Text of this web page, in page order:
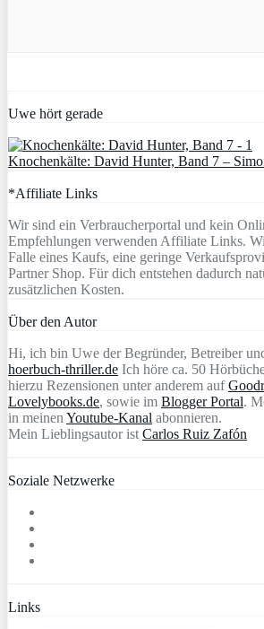
Uwe hört gerade
Knochenkälte: David Hunter, Band 7 –
*Affiliate Links
Wir sind ein Verbraucherportal und kein
Empfehlungen verwenden Affiliate Links.
Falle eines Kaufs, eine geringe
Partner Shop. Für dich entstehen dadurch
zusätzlichen Kosten.
Über den Autor
Hi, ich bin Uwe der Begründer, Betreiber
hoerbuch-thriller.de Ich höre ca. 50
hierzu Rezensionen unter anderem auf
Lovelybooks.de, sowie im Blogger Portal.
in meinen Youtube-Kanal abonnieren.
Mein Lieblingsautor ist Carlos Ruiz Zafón
Soziale Netzwerke
Links